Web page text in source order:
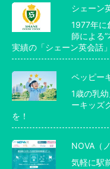
シェーン
1977年に
師による
実績の「シェーン英会話」
ペッピー
1歳の乳
ーキッズ
を！
NOVA（ノ
気軽に駅